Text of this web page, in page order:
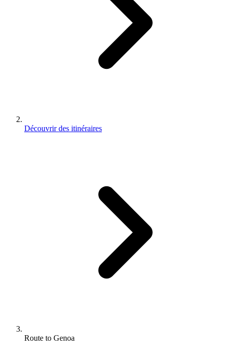
Découvrir des itinéraires
Route to Genoa